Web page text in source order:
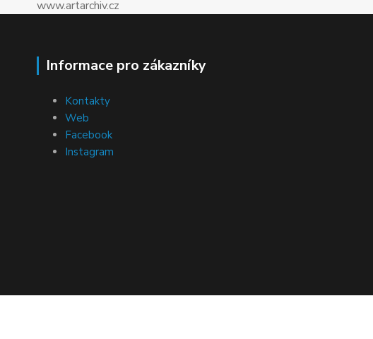
www.artarchiv.cz
Informace pro zákazníky
Kontakty
Web
Facebook
Instagram